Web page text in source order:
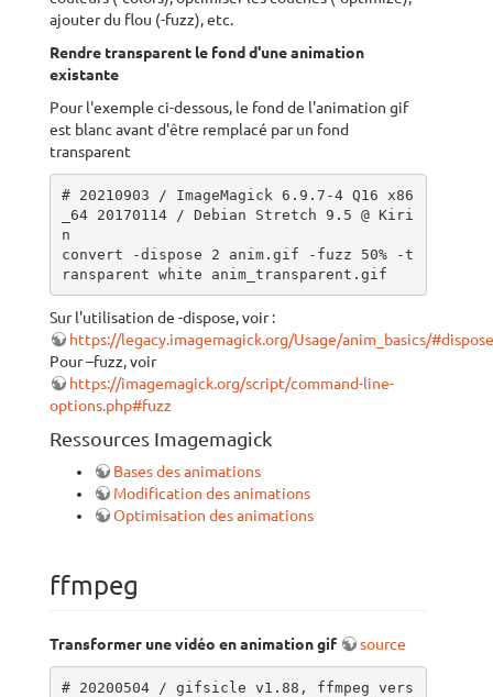
ajouter du flou (-fuzz), etc.
Rendre transparent le fond d'une animation
existante
Pour l'exemple ci-dessous, le fond de l'animation gif
est blanc avant d'être remplacé par un fond
transparent
# 20210903 / ImageMagick 6.9.7-4 Q16 x86
_64 20170114 / Debian Stretch 9.5 @ Kiri
n
convert -dispose 2 anim.gif -fuzz 50% -t
ransparent white anim_transparent.gif
Sur l'utilisation de -dispose, voir :
https://legacy.imagemagick.org/Usage/anim_basics/#dispose
Pour –fuzz, voir
https://imagemagick.org/script/command-line-
options.php#fuzz
Ressources Imagemagick
Bases des animations
Modification des animations
Optimisation des animations
ffmpeg
Transformer une vidéo en animation gif source
# 20200504 / gifsicle v1.88, ffmpeg vers